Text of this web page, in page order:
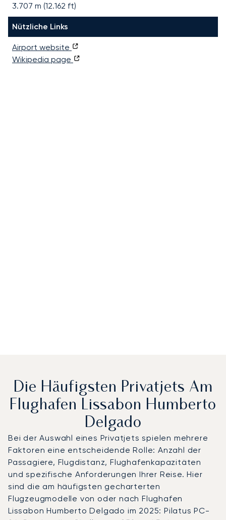
3.707 m (12.162 ft)
Nützliche Links
Airport website
Wikipedia page
Die Häufigsten Privatjets Am
Flughafen Lissabon Humberto
Delgado
Bei der Auswahl eines Privatjets spielen mehrere
Faktoren eine entscheidende Rolle: Anzahl der
Passagiere, Flugdistanz, Flughafenkapazitäten
und spezifische Anforderungen Ihrer Reise. Hier
sind die am häufigsten gecharterten
Flugzeugmodelle von oder nach Flughafen
Lissabon Humberto Delgado im 2025: Pilatus PC-